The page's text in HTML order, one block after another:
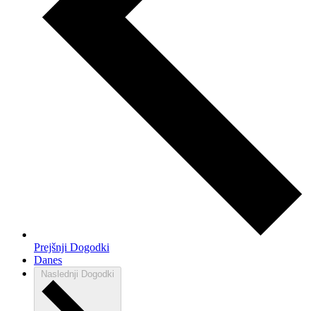
Prejšnji Dogodki
Danes
Naslednji Dogodki